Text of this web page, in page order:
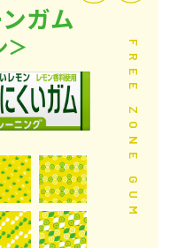
ガム
＞ FREE ZONE GUM